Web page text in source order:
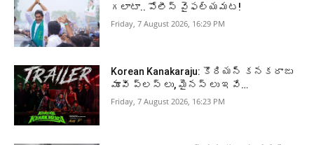
గలాటా.. పోలీస్ వైఫల్యమట!
Friday, 7 August 2026, 16:29 PM
Korean Kanakaraju: కొరియన్ కనకరాజు
మూవీ ప్లస్ లు, మైనస్ లు ఇవే…
Friday, 7 August 2026, 16:23 PM